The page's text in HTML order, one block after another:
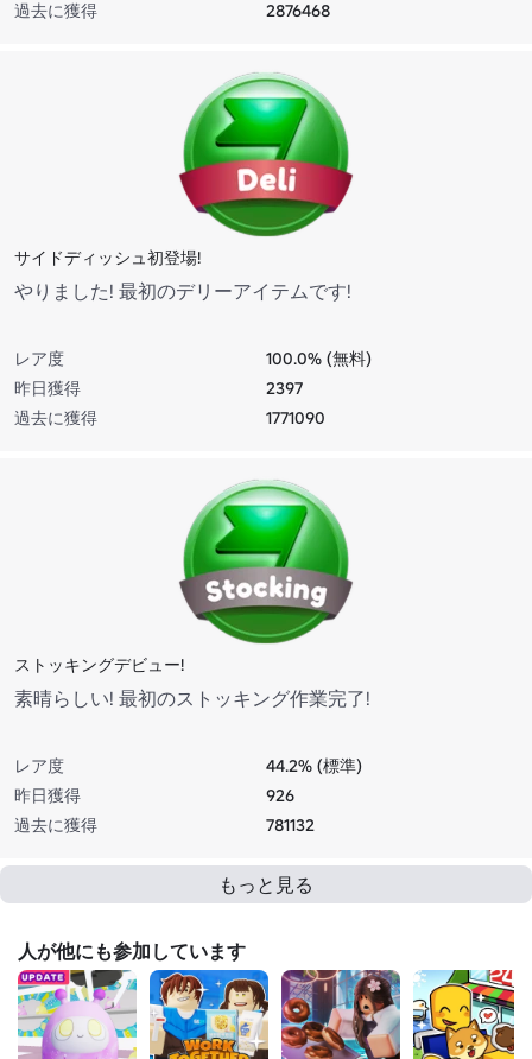
過去に獲得
2876468
サイドディッシュ初登場!
やりました! 最初のデリーアイテムです!
レア度
100.0% (無料)
昨日獲得
2397
過去に獲得
1771090
ストッキングデビュー!
素晴らしい! 最初のストッキング作業完了!
レア度
44.2% (標準)
昨日獲得
926
過去に獲得
781132
もっと見る
人が他にも参加しています